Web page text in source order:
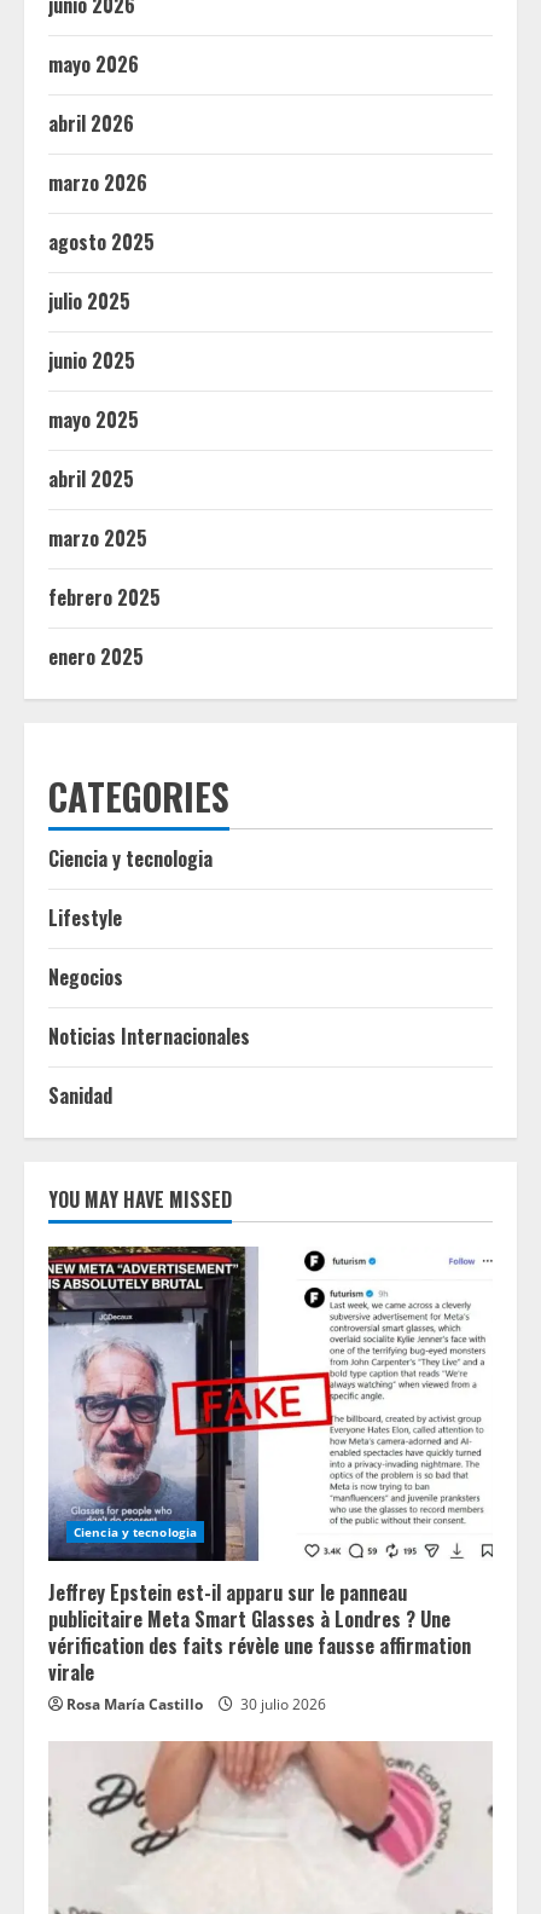
mayo 2026
abril 2026
marzo 2026
agosto 2025
julio 2025
junio 2025
mayo 2025
abril 2025
marzo 2025
febrero 2025
enero 2025
CATEGORIES
Ciencia y tecnologia
Lifestyle
Negocios
Noticias Internacionales
Sanidad
YOU MAY HAVE MISSED
Ciencia y tecnologia
Jeffrey Epstein est-il apparu sur le panneau
publicitaire Meta Smart Glasses à Londres ? Une
vérification des faits révèle une fausse affirmation
virale
Rosa María Castillo 30 julio 2026